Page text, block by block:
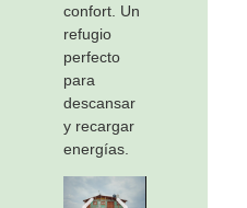
confort. Un
refugio
perfecto
para
descansar
y recargar
energías.